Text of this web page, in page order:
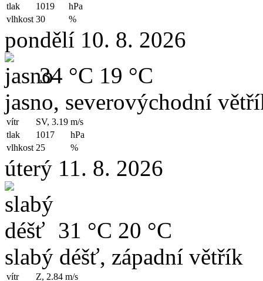
tlak
1019
hPa
vlhkost 30 %
pondělí 10. 8. 2026
34 °C 19 °C
jasno, severovýchodní
vítr SV, 3.19 m/s
tlak
1017
hPa
vlhkost 25 %
úterý 11. 8. 2026
31 °C 20 °C
slabý déšť, západní větřík
vítr Z, 2.84 m/s